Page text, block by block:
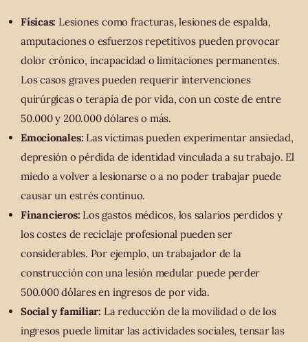
Físicas: Lesiones como fracturas, lesiones de espalda,
amputaciones o esfuerzos repetitivos pueden provocar
dolor crónico, incapacidad o limitaciones permanentes.
Los casos graves pueden requerir intervenciones
quirúrgicas o terapia de por vida, con un coste de entre
50.000 y 200.000 dólares o más.
Emocionales: Las víctimas pueden experimentar ansiedad,
depresión o pérdida de identidad vinculada a su trabajo. El
miedo a volver a lesionarse o a no poder trabajar puede
causar un estrés continuo.
Financieros: Los gastos médicos, los salarios perdidos y
los costes de reciclaje profesional pueden ser
considerables. Por ejemplo, un trabajador de la
construcción con una lesión medular puede perder
500.000 dólares en ingresos de por vida.
Social y familiar: La reducción de la movilidad o de los
ingresos puede limitar las actividades sociales, tensar las